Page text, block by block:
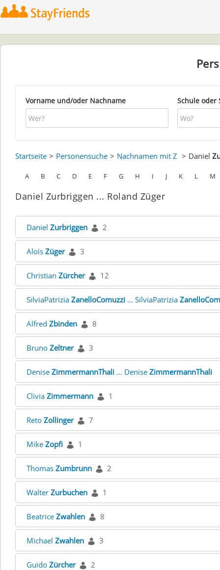
Vorname und/oder Nachname Schule oder
Startseite Personensuche Nachnamen mit Z Daniel
A B C D E F G H I J K L M
Daniel Zurbriggen ... Roland Züger
Daniel Zurbriggen 2
Alois Züger 3
Christian Zürcher 12
SilviaPatrizia ZanelloComuzzi ... SilviaPatrizia
Alfred Zbinden 8
Bruno Zeltner 3
Denise ZimmermannThali ... Denise ZimmermannThali
Clivia Zimmermann 1
Reto Zollinger 7
Mike Zopfi 1
Thomas Zumbrunn 2
Walter Zurbuchen 1
Beatrice Zwahlen 8
Michael Zwahlen 3
Guido Zürcher 2